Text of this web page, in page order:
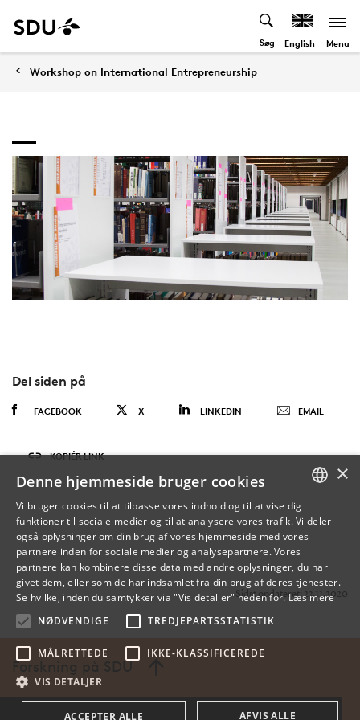
Søg English Menu
Workshop on International Entrepreneurship
Del siden på
FACEBOOK X LINKEDIN EMAIL
KOPIÉR LINK
Sidst opdateret: 23.11.2020
Forskning på SDU
DANISH
DANISH
×
Denne hjemmeside bruger cookies
Vi bruger cookies til at tilpasse vores indhold og til at vise dig
funktioner til sociale medier og til at analysere vores trafik. Vi deler
også oplysninger om din brug af vores hjemmeside med vores
partnere inden for sociale medier og analysepartnere. Vores
partnere kan kombinere disse data med andre oplysninger, du har
givet dem, eller som de har indsamlet fra din brug af deres tjenester.
Se hvilke, inden du samtykker via "Vis detaljer" neden for.Læs mere
NØDVENDIGE
TREDJEPARTSSTATISTIK
MÅLRETTEDE IKKE-KLASSIFICEREDE
VIS DETALJER
ACCEPTER ALLE AFVIS ALLE